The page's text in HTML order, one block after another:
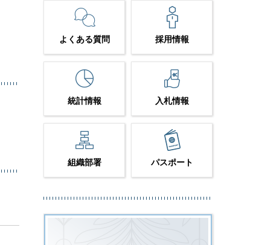
よくある質問 採用情報
統計情報 入札情報
組織部署 パスポート